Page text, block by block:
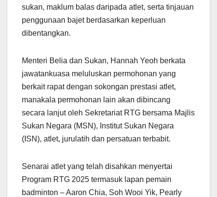
sukan, maklum balas daripada atlet, serta tinjauan
penggunaan bajet berdasarkan keperluan
dibentangkan.
Menteri Belia dan Sukan, Hannah Yeoh berkata
jawatankuasa meluluskan permohonan yang
berkait rapat dengan sokongan prestasi atlet,
manakala permohonan lain akan dibincang
secara lanjut oleh Sekretariat RTG bersama Majlis
Sukan Negara (MSN), Institut Sukan Negara
(ISN), atlet, jurulatih dan persatuan terbabit.
Senarai atlet yang telah disahkan menyertai
Program RTG 2025 termasuk lapan pemain
badminton – Aaron Chia, Soh Wooi Yik, Pearly